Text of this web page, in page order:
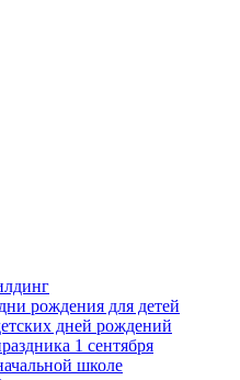
рождения для детей
дней рождений
1 сентября
школе